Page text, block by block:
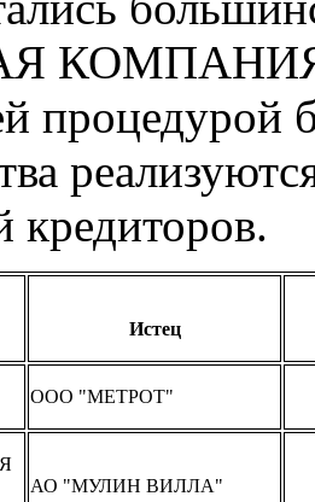
КОМПАНИЯ
процедурой
кредиторов.
Истец
ООО "МЕТРОТ"
АО "МУЛИН ВИЛЛА"